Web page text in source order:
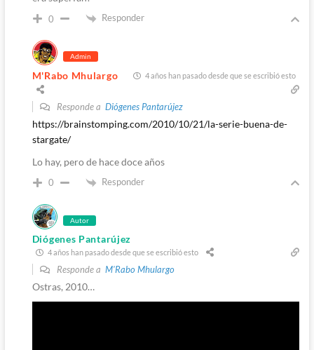
0 Responder
Admin
M'Rabo Mhulargo 4 años han pasado desde que se escribió esto
Responde a Diógenes Pantarújez
https://brainstomping.com/2010/10/21/la-serie-buena-de-
stargate/
Lo hay, pero de hace doce años
0 Responder
Autor
Diógenes Pantarújez
4 años han pasado desde que se escribió esto
Responde a M'Rabo Mhulargo
Ostras, 2010…